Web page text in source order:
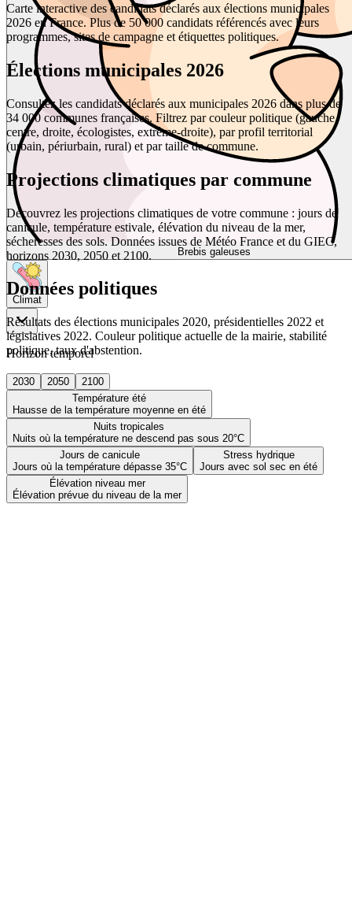
Brebis galeuses
Climat
Horizon temporel
2030 2050
2100
Température été
Hausse de la température moyenne en été
Nuits tropicales
Nuits où la température ne descend pas sous 20°C
Jours de canicule
Jours où la température dépasse 35°C
Stress hydrique
Jours avec sol sec en été
Élévation niveau mer
Élévation prévue du niveau de la mer
Carte interactive des candidats déclarés aux élections municipales
2026 en France. Plus de 50 000 candidats référencés avec leurs
programmes, sites de campagne et étiquettes politiques.
Élections municipales 2026
Consultez les candidats déclarés aux municipales 2026 dans plus de
34 000 communes françaises. Filtrez par couleur politique (gauche,
centre, droite, écologistes, extrême-droite), par profil territorial
(urbain, périurbain, rural) et par taille de commune.
Projections climatiques par commune
Découvrez les projections climatiques de votre commune : jours de
canicule, température estivale, élévation du niveau de la mer,
sécheresses des sols. Données issues de Météo France et du GIEC,
horizons 2030, 2050 et 2100.
Données politiques
Résultats des élections municipales 2020, présidentielles 2022 et
législatives 2022. Couleur politique actuelle de la mairie, stabilité
politique, taux d'abstention.